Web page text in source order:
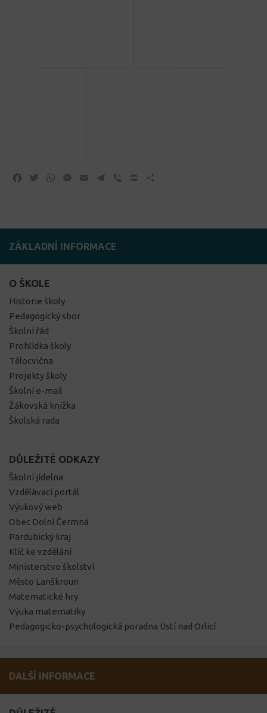
Facebook
TwitterWhatsApp
Messenger
Email Telegram
Viber Print
ZÁKLADNÍ INFORMACE
O ŠKOLE
Historie školy
Pedagogický sbor
Školní řád
Prohlídka školy
Tělocvična
Projekty školy
Školní e-mail
Žákovská knížka
Školská rada
DŮLEŽITÉ ODKAZY
Školní jídelna
Vzdělávací portál
Výukový web
Obec Dolní Čermná
Pardubický kraj
Klíč ke vzdělání
Ministerstvo školství
Město Lanškroun
Matematické hry
Výuka matematiky
Pedagogicko-psychologická poradna Ústí nad Orlicí
DALŠÍ INFORMACE